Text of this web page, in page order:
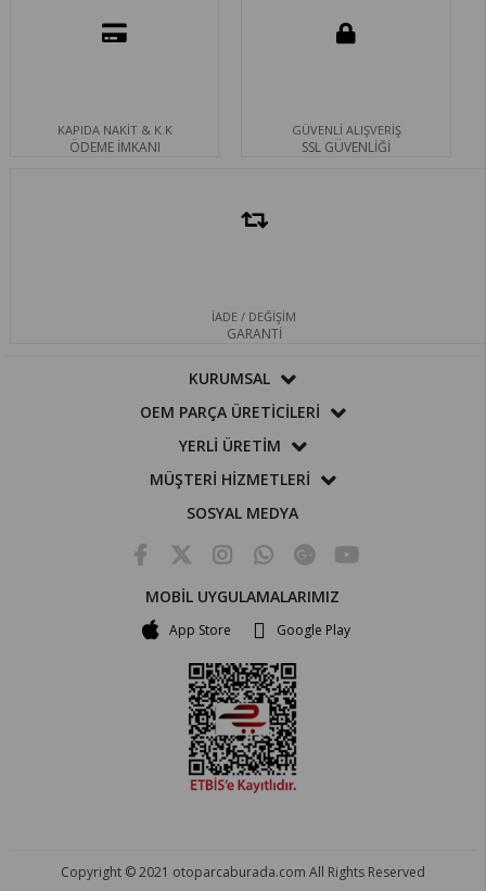
KAPIDA NAKİT & K.K
ÖDEME İMKANI
GÜVENLİ ALIŞVERİŞ
SSL GÜVENLİĞİ
İADE / DEĞİŞİM
GARANTİ
KURUMSAL
OEM PARÇA ÜRETİCİLERİ
YERLİ ÜRETİM
MÜŞTERİ HİZMETLERİ
SOSYAL MEDYA
MOBİL UYGULAMALARIMIZ
App Store Google Play
Copyright © 2021 otoparcaburada.com All Rights Reserved